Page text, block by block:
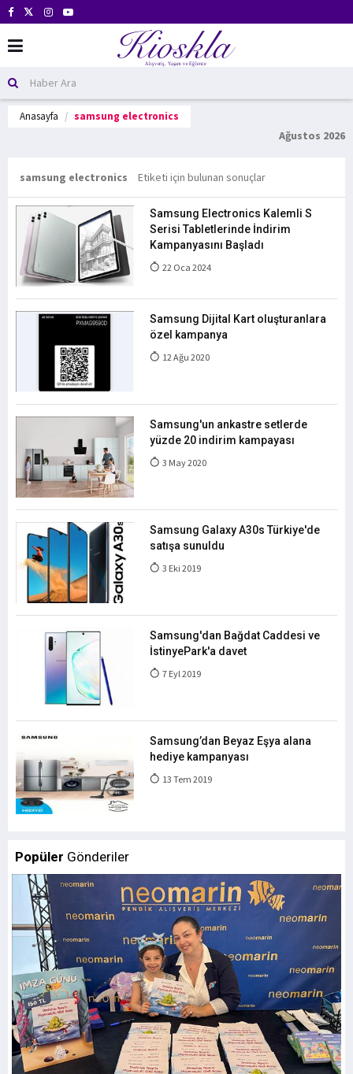
Anasayfa samsung electronics
Ağustos 2026
samsung electronics Etiketi için bulunan sonuçlar
Samsung Electronics Kalemli S
Serisi Tabletlerinde İndirim
Kampanyasını Başladı
22 Oca 2024
Samsung Dijital Kart oluşturanlara
özel kampanya
12 Ağu 2020
Samsung'un ankastre setlerde
yüzde 20 indirim kampayası
3 May 2020
Samsung Galaxy A30s Türkiye'de
satışa sunuldu
3 Eki 2019
Samsung'dan Bağdat Caddesi ve
İstinyePark'a davet
7 Eyl 2019
Samsung’dan Beyaz Eşya alana
hediye kampanyası
13 Tem 2019
Popüler Gönderiler